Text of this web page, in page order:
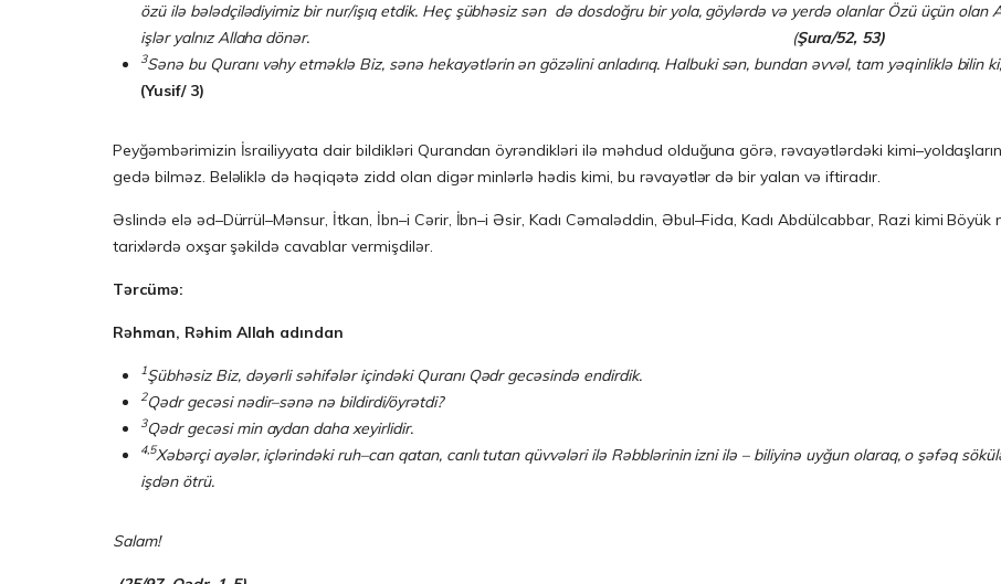
özü ilə bələdçilədiyimiz bir nur/işıq etdik. Heç şübhəsiz sən də dos­doğ­ru bir yola, göylərdə və yerdə olanlar Özü üçün olan
işlər yalnız Allaha dönər. (Şura/52, 53)
3Sənə bu Quranı vəhy etməklə Biz, sənə hekayətlərin ən gözəlini anladırıq. Hal­buki sən, bundan əvvəl, tam yəqinliklə bilin
(Yusif/ 3)
Peyğəmbərimizin İsrailiyyata dair bildikləri Qurandan öyrəndikləri ilə məhdud olduğuna görə, rəvayətlərdəki
gedə bilməz. Beləliklə də həqiqətə zidd olan digər minlərlə hədis kimi, bu rəvayətlər də bir yalan və iftiradır.
Əslində elə əd–Dürrül–Mənsur, İtkan, İbn–i Cərir, İbn–i Əsir, Kadı Cəmaləddin, Əbul–Fida, Kadı Abdülcabbar, Razi kimi
tarixlərdə oxşar şəkildə cavablar vermişdilər.
Tərcümə:
Rəhman, Rəhim Allah adından
1Şübhəsiz Biz, dəyərli səhifələr içindəki Quranı Qədr gecəsində endirdik.
2Qədr gecəsi nədir–sənə nə bildirdi/öyrətdi?
3Qədr gecəsi min aydan daha xeyirlidir.
4,5Xəbərçi ayələr, içlərindəki ruh–can qatan, canlı tutan qüvvələri ilə Rəbblərinin izni ilə – biliyinə uyğun olaraq, o şəfəq
işdən ötrü.
Salam!